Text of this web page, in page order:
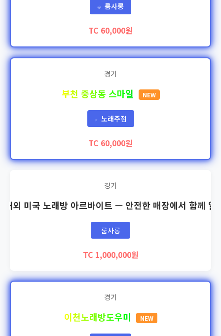
💎 룸사롱
TC 60,000원
경기
부천 중상동 스마일 NEW
⭐ 노래주점
TC 60,000원
경기
외 미국 노래방 아르바이트 — 안전한 매장에서 함께 일
룸사롱
TC 1,000,000원
경기
이천노래방도우미 NEW